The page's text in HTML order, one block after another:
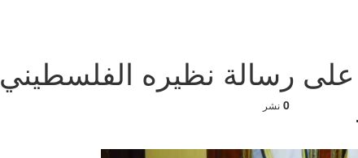
على رسالة نظيره الفلسطيني
0 نشر